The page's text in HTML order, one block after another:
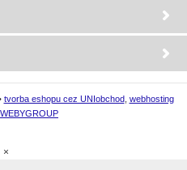
tvorba eshopu cez UNIobchod, webhosting
WEBYGROUP
×